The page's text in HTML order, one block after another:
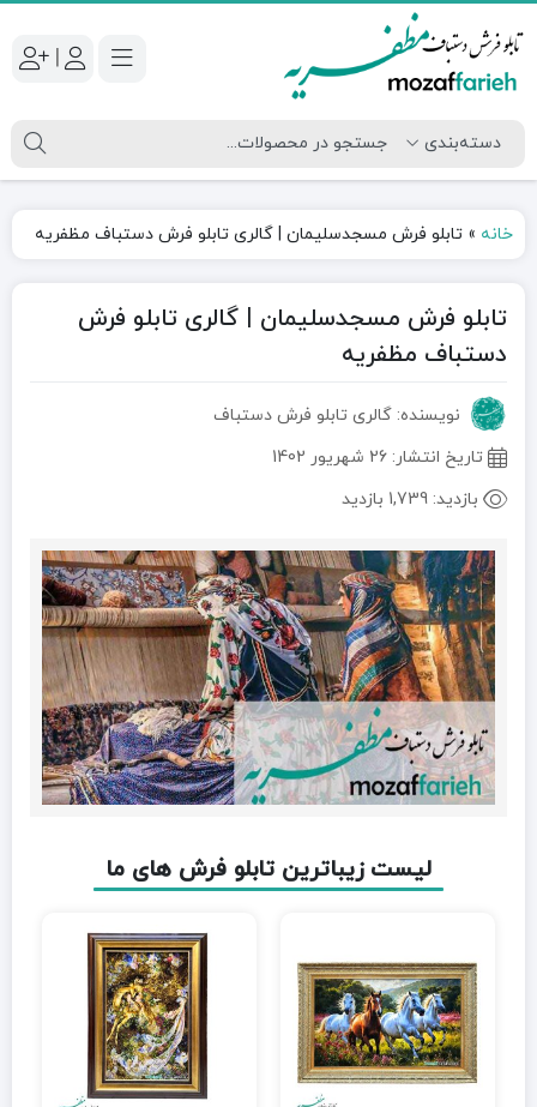
|
خانه » تابلو فرش مسجدسلیمان | گالری تابلو فرش دستباف مظفریه
تابلو فرش مسجدسلیمان | گالری تابلو فرش
دستباف مظفریه
نویسنده: گالری تابلو فرش دستباف
تاریخ انتشار: 26 شهریور 1402
بازدید: 1,739 بازدید
لیست زیباترین تابلو فرش های ما